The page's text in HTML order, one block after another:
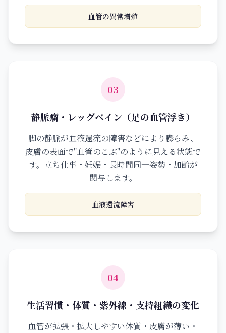
血管の異常増殖
03
静脈瘤・レッグベイン（足の血管浮き）
脚の静脈が血液還流の障害などにより膨らみ、
皮膚の表面で"血管のこぶ"のように見える状態で
す。立ち仕事・妊娠・長時間同一姿勢・加齢が
関与します。
血液還流障害
04
生活習慣・体質・紫外線・支持組織の変化
血管が拡張・拡大しやすい体質・皮膚が薄い・